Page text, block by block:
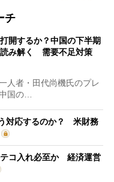
チ
開するか？中国の下半期
み解く 需要不足対策
人者・田代尚機氏のプレ
国の…
対応するのか？ 米財務
テコ入れ必至か 経済運営